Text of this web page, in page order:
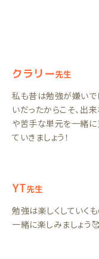
クラリー先生
私も昔は勉強が嫌いで
いだったからこそ、出
や苦手な単元を一緒に
ていきましょう！
YT先生
勉強は楽しくしていくも
一緒に楽しみましょう